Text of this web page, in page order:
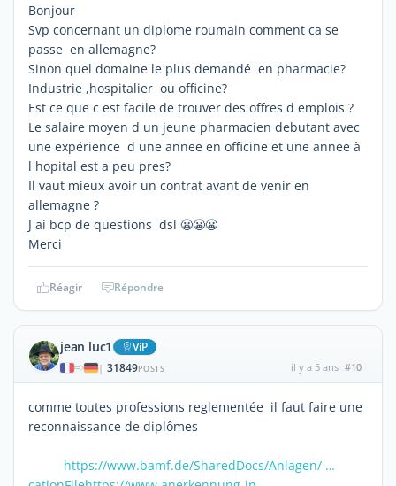
Bonjour
Svp concernant un diplome roumain comment ca se
passe en allemagne?
Sinon quel domaine le plus demandé en pharmacie?
Industrie ,hospitalier ou officine?
Est ce que c est facile de trouver des offres d emplois ?
Le salaire moyen d un jeune pharmacien debutant avec
une expérience d une annee en officine et une annee à
l hopital est a peu pres?
Il vaut mieux avoir un contrat avant de venir en
allemagne ?
J ai bcp de questions dsl 😬😬😬
Merci
Réagir Répondre
jean luc1 ViP
| 31849POSTS il y a 5 ans #10
comme toutes professions reglementée il faut faire une
reconnaissance de diplômes
https://www.bamf.de/SharedDocs/Anlagen/ …